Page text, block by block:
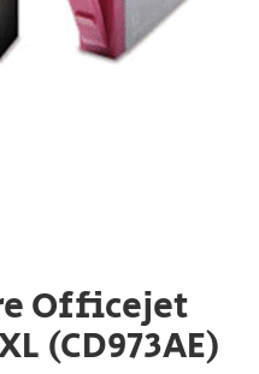
Officejet
(CD973AE)